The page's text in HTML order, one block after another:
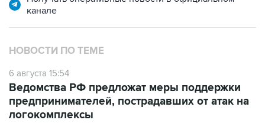
канале
НОВОСТИ ПО ТЕМЕ
6 августа 15:54
Ведомства РФ предложат меры поддержки
предпринимателей, пострадавших от атак на
логокомплексы